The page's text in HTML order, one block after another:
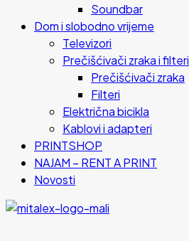
Soundbar
Dom i slobodno vrijeme
Televizori
Prečišćivači zraka i filteri
Prečišćivači zraka
Filteri
Električna bicikla
Kablovi i adapteri
PRINTSHOP
NAJAM – RENT A PRINT
Novosti